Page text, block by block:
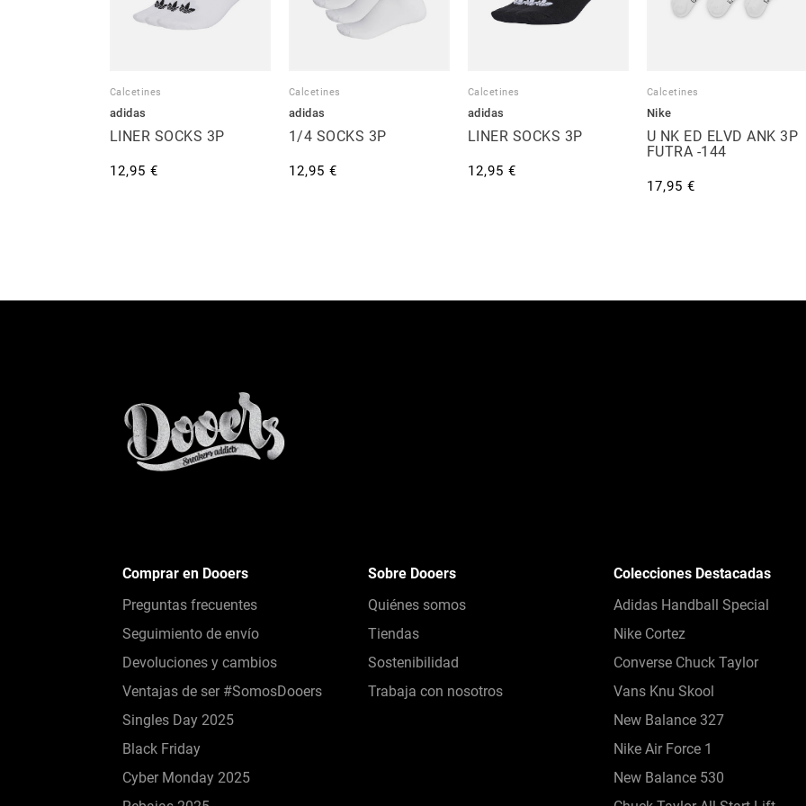
Calcetines
adidas
LINER SOCKS 3P
12,95 €
Calcetines
adidas
1/4 SOCKS 3P
12,95 €
Calcetines
adidas
LINER SOCKS 3P
12,95 €
Calcetines
Nike
U NK ED ELVD ANK 3P
FUTRA -144
17,95 €
Comprar en Dooers
Preguntas frecuentes
Seguimiento de envío
Devoluciones y cambios
Ventajas de ser #SomosDooers
Singles Day 2025
Black Friday
Cyber Monday 2025
Sobre Dooers
Quiénes somos
Tiendas
Sostenibilidad
Trabaja con nosotros
Colecciones Destacadas
Adidas Handball Special
Nike Cortez
Converse Chuck Taylor
Vans Knu Skool
New Balance 327
Nike Air Force 1
New Balance 530